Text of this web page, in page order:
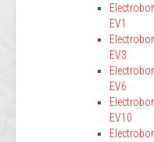
EV1
EV3
EV6
EV10